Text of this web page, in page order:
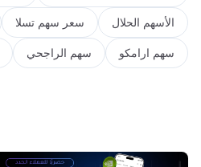
الأسهم الحلال سعر سهم تسلا
سهم ارامكو سهم الراجحي